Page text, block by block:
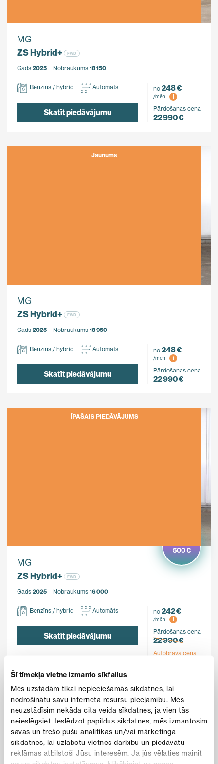
Šī tīmekļa vietne izmanto sīkfailus
Mēs uzstādām tikai nepieciešamās sīkdatnes, lai
nodrošinātu savu interneta resursu pieejamību. Mēs
neuzstādīsim nekāda cita veida sīkdatnes, ja vien tās
neieslēgsiet. Ieslēdzot papildus sīkdatnes, mēs izmantosim
savas un trešo pušu analītikas un/vai mārketinga
sīkdatnes, lai uzlabotu vietnes darbību un piedāvātu
reklāmas atbilstoši Jūsu interesēm. Ja jūs vēlaties mainīt
MG
ZS Hybrid+
FWD
Gads 2025 Nobraukums 18 150
Benzīns / hybrid Automāts
Skatīt piedāvājumu
no 248 €
/mēn
i
Pārdošanas cena
22 990 €
Jaunums
MG
ZS Hybrid+
FWD
Gads 2025 Nobraukums 18 950
Benzīns / hybrid Automāts
Skatīt piedāvājumu
no 248 €
/mēn
i
Pārdošanas cena
22 990 €
ĪPAŠAIS PIEDĀVĀJUMS
MG
ZS Hybrid+
FWD
Gads 2025 Nobraukums 16 000
500 €
Benzīns / hybrid Automāts
Skatīt piedāvājumu
no 242 €
/mēn
i
Pārdošanas cena
22 990 €
Autobrava cena
ĪPAŠAIS PIEDĀVĀJUMS